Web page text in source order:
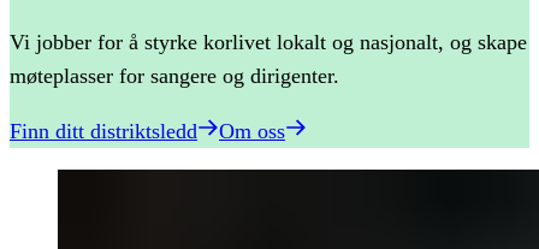
Vi jobber for å styrke korlivet lokalt og nasjonalt, og skape
møteplasser for sangere og dirigenter.
Finn ditt distriktsledd Om oss